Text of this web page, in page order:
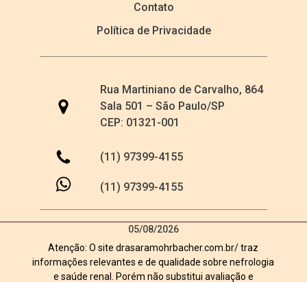
Contato
Política de Privacidade
Rua Martiniano de Carvalho, 864
Sala 501 – São Paulo/SP
CEP: 01321-001
(11) 97399-4155
(11) 97399-4155
05/08/2026
Atenção: O site drasaramohrbacher.com.br/ traz
informações relevantes e de qualidade sobre nefrologia
e saúde renal. Porém não substitui avaliação e